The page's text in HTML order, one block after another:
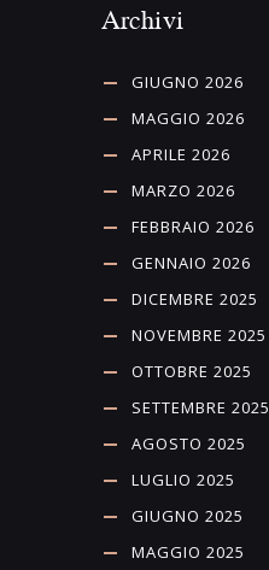
Archivi
GIUGNO 2026
MAGGIO 2026
APRILE 2026
MARZO 2026
FEBBRAIO 2026
GENNAIO 2026
DICEMBRE 2025
NOVEMBRE 2025
OTTOBRE 2025
SETTEMBRE 2025
AGOSTO 2025
LUGLIO 2025
GIUGNO 2025
MAGGIO 2025